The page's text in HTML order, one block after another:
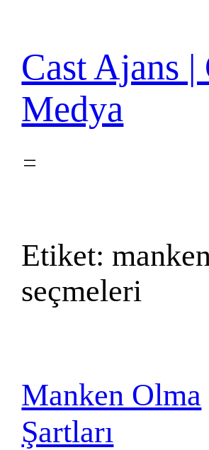
Cast Ajans |
Medya
Etiket:
seçmeleri
Manken Olma
Şartları